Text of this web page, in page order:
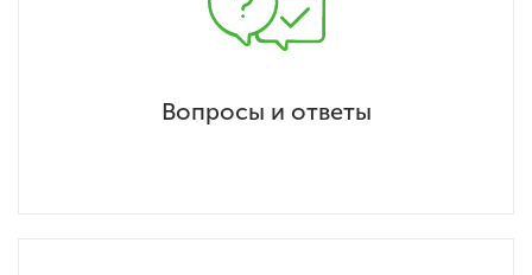
Вопросы и ответы